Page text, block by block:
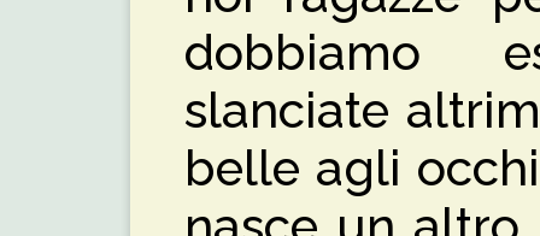
dobbiamo
slanciate
belle agli